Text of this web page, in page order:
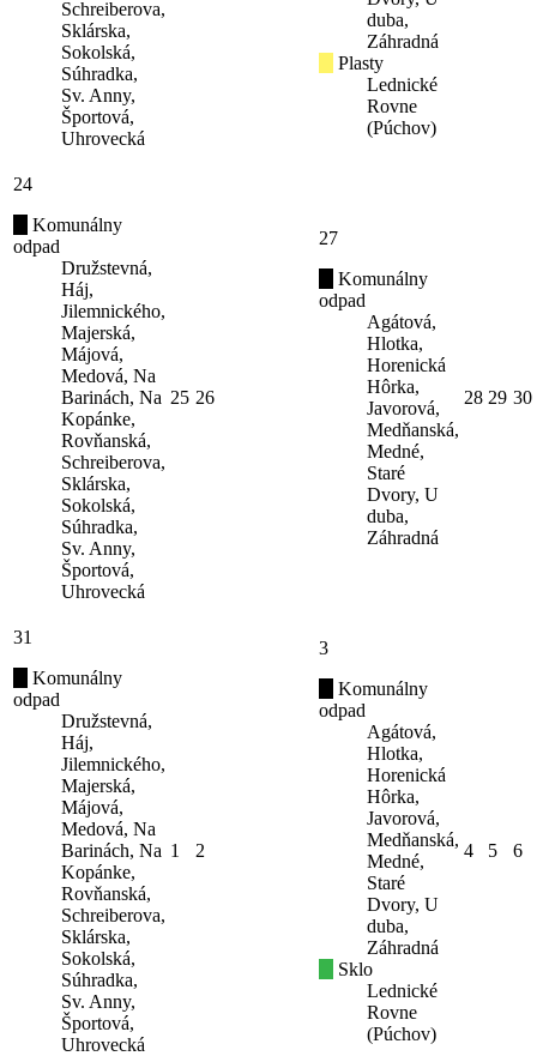
Schreiberova,
Sklárska,
Sokolská,
Súhradka,
Sv. Anny,
Športová,
Uhrovecká
duba,
Záhradná
Plasty
Lednické
Rovne
(Púchov)
24
Komunálny
odpad
Družstevná,
Háj,
Jilemnického,
Majerská,
Májová,
Medová, Na
Barinách, Na
Kopánke,
Rovňanská,
Schreiberova,
Sklárska,
Sokolská,
Súhradka,
Sv. Anny,
Športová,
Uhrovecká
25 26
27
Komunálny
odpad
Agátová,
Hlotka,
Horenická
Hôrka,
Javorová,
Medňanská,
Medné,
Staré
Dvory, U
duba,
Záhradná
28 29 30
31
Komunálny
odpad
Družstevná,
Háj,
Jilemnického,
Majerská,
Májová,
Medová, Na
Barinách, Na
Kopánke,
Rovňanská,
Schreiberova,
Sklárska,
Sokolská,
Súhradka,
Sv. Anny,
Športová,
Uhrovecká
1 2
3
Komunálny
odpad
Agátová,
Hlotka,
Horenická
Hôrka,
Javorová,
Medňanská,
Medné,
Staré
Dvory, U
duba,
Záhradná
Sklo
Lednické
Rovne
(Púchov)
4 5 6